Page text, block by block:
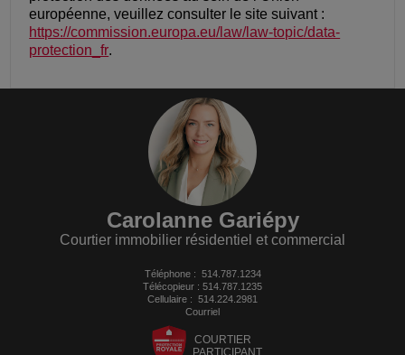
européenne, veuillez consulter le site suivant :
https://commission.europa.eu/law/law-topic/data-
protection_fr.
Carolanne Gariépy
Courtier immobilier résidentiel et commercial
Téléphone : 514.787.1234
Télécopieur : 514.787.1235
Cellulaire : 514.224.2981
Courriel
COURTIER
PARTICIPANT